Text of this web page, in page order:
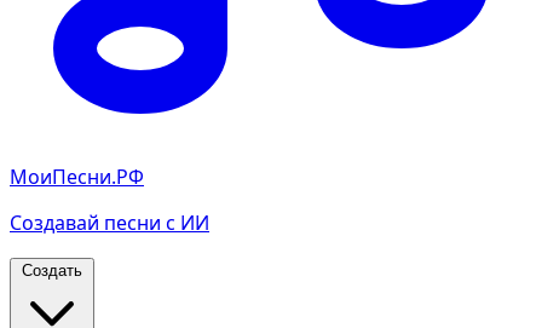
МоиПесни.РФ
Создавай песни с ИИ
Создать